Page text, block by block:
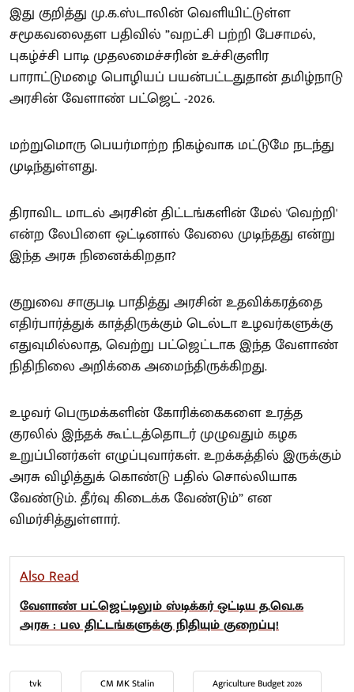
இது குறித்து மு.க.ஸ்டாலின் வெளியிட்டுள்ள
சமூகவலைதள பதிவில் ”வறட்சி பற்றி பேசாமல்,
புகழ்ச்சி பாடி முதலமைச்சரின் உச்சிகுளிர
பாராட்டுமழை பொழியப் பயன்பட்டதுதான் தமிழ்நாடு
அரசின் வேளாண் பட்ஜெட் -2026.
மற்றுமொரு பெயர்மாற்ற நிகழ்வாக மட்டுமே நடந்து
முடிந்துள்ளது.
திராவிட மாடல் அரசின் திட்டங்களின் மேல் 'வெற்றி'
என்ற லேபிளை ஒட்டினால் வேலை முடிந்தது என்று
இந்த அரசு நினைக்கிறதா?
குறுவை சாகுபடி பாதித்து அரசின் உதவிக்கரத்தை
எதிர்பார்த்துக் காத்திருக்கும் டெல்டா உழவர்களுக்கு
எதுவுமில்லாத, வெற்று பட்ஜெட்டாக இந்த வேளாண்
நிதிநிலை அறிக்கை அமைந்திருக்கிறது.
உழவர் பெருமக்களின் கோரிக்கைகளை உரத்த
குரலில் இந்தக் கூட்டத்தொடர் முழுவதும் கழக
உறுப்பினர்கள் எழுப்புவார்கள். உறக்கத்தில் இருக்கும்
அரசு விழித்துக் கொண்டு பதில் சொல்லியாக
வேண்டும். தீர்வு கிடைக்க வேண்டும்” என
விமர்சித்துள்ளார்.
Also Read
வேளாண் பட்ஜெட்டிலும் ஸ்டிக்கர் ஒட்டிய த.வெ.க
அரசு : பல திட்டங்களுக்கு நிதியும் குறைப்பு!
tvk CM MK Stalin Agriculture Budget 2026